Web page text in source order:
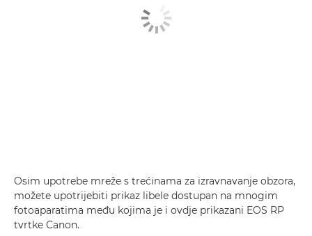
Osim upotrebe mreže s trećinama za izravnavanje obzora,
možete upotrijebiti prikaz libele dostupan na mnogim
fotoaparatima među kojima je i ovdje prikazani EOS RP
tvrtke Canon.